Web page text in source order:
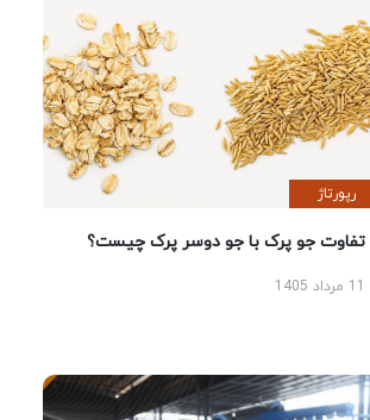
رپورتاژ
تفاوت جو پرک با جو دوسر پرک چیست؟